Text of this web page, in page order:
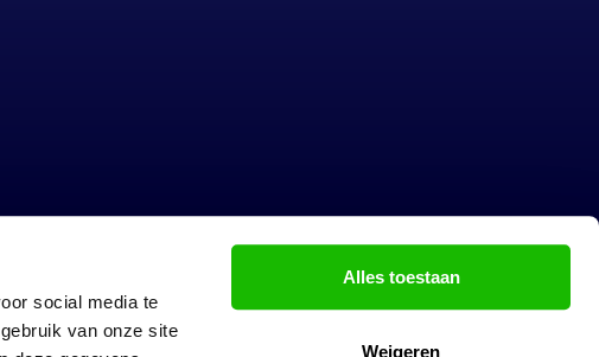
social media te
van onze site
Alles toestaan
Weigeren